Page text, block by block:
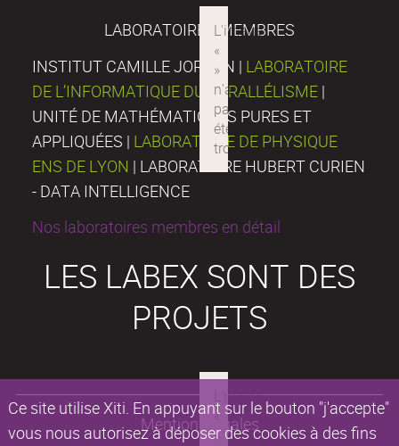
Ce site utilise Xiti. En appuyant sur le bouton "j'accepte"
vous nous autorisez à déposer des cookies à des fins
LABORATOIRES MEMBRES
INSTITUT CAMILLE JORDAN | LABORATOIRE
DE L’INFORMATIQUE DU PARALLÉLISME |
UNITÉ DE MATHÉMATIQUES PURES ET
APPLIQUÉES | LABORATOIRE DE PHYSIQUE
ENS DE LYON | LABORATOIRE HUBERT CURIEN
- DATA INTELLIGENCE
Nos laboratoires membres en détail
LES LABEX SONT DES
PROJETS
Mentions légales